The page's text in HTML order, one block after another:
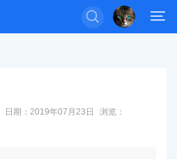


日期：2019年07月23日
浏览：